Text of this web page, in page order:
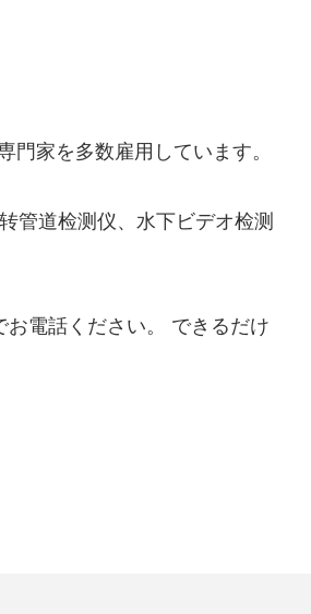
家を多数雇用しています。
管道检测仪、水下ビデオ检测
電話ください。 できるだけ